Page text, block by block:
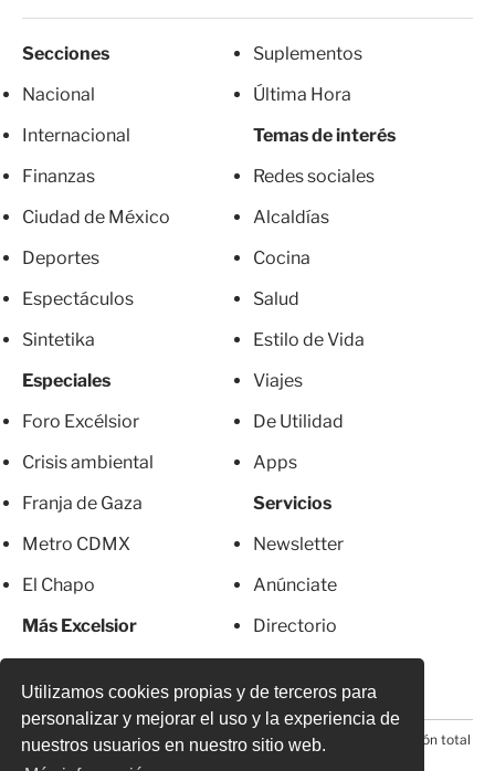
Utilizamos cookies propias y de terceros para
personalizar y mejorar el uso y la experiencia de
nuestros usuarios en nuestro sitio web.
Secciones
Nacional
Internacional
Finanzas
Ciudad de México
Deportes
Espectáculos
Sintetika
Especiales
Foro Excélsior
Crisis ambiental
Franja de Gaza
Metro CDMX
El Chapo
Más Excelsior
Suplementos
Última Hora
Temas de interés
Redes sociales
Alcaldías
Cocina
Salud
Estilo de Vida
Viajes
De Utilidad
Apps
Servicios
Newsletter
Anúnciate
Directorio
© 2026 Todos los derechos reservados. Prohibida la reproducción total
o parcial, incluyendo cualquier medio electrónico*